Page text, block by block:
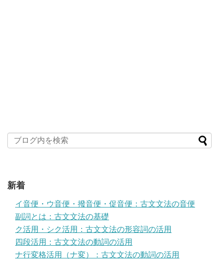
新着
イ音便・ウ音便・撥音便・促音便：古文文法の音便
副詞とは：古文文法の基礎
ク活用・シク活用：古文文法の形容詞の活用
四段活用：古文文法の動詞の活用
ナ行変格活用（ナ変）：古文文法の動詞の活用